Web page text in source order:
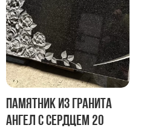
Памятник из гранита
Ангел с сердцем 20